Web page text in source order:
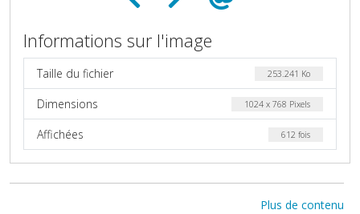
Informations sur l'image
Taille du fichier 253.241 Ko
Dimensions 1024 x 768 Pixels
Affichées 612 fois
Plus de contenu